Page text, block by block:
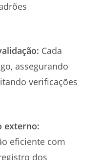
Cada
assegurando
verificações
externo:
eficiente com
dos